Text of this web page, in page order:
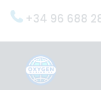
+34 96 688